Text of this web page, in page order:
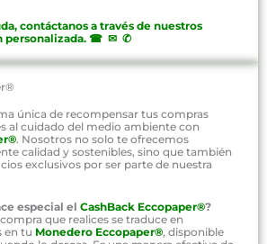
contáctanos a través de nuestros
personalizada. ☎ ✉ ✆
única de recompensar tus compras
al cuidado del medio ambiente con
. Nosotros no solo te ofrecemos
calidad y sostenibles, sino que también
exclusivos por ser parte de nuestra
especial el CashBack Eccopaper®?
que realices se traduce en
en tu Monedero Eccopaper®, disponible